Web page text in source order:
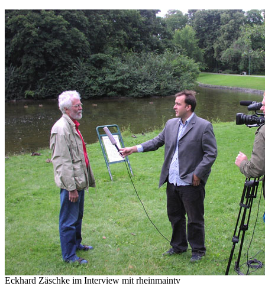
Eckhard Zäschke im Interview mit rheinmaintv